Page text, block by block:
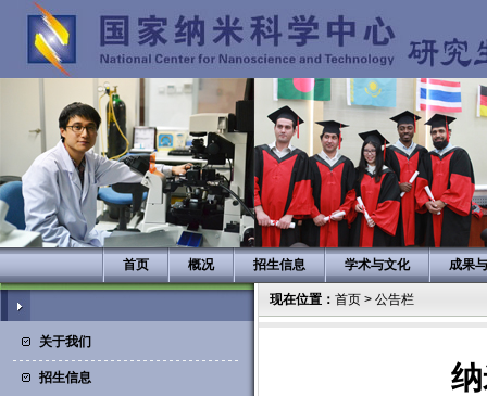
首页 概况 招生信息 学术与文化 成果
关于我们
招生信息
现在位置： 首页 > 公告栏